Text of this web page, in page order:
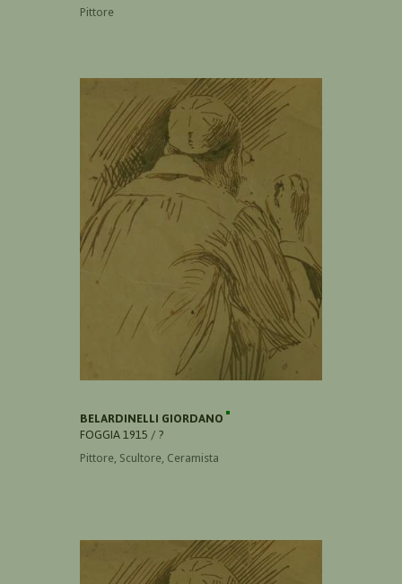
Pittore
BELARDINELLI GIORDANO
FOGGIA 1915 / ?
Pittore, Scultore, Ceramista